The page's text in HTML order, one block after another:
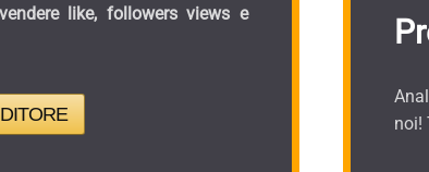
like, followers views e
noi!